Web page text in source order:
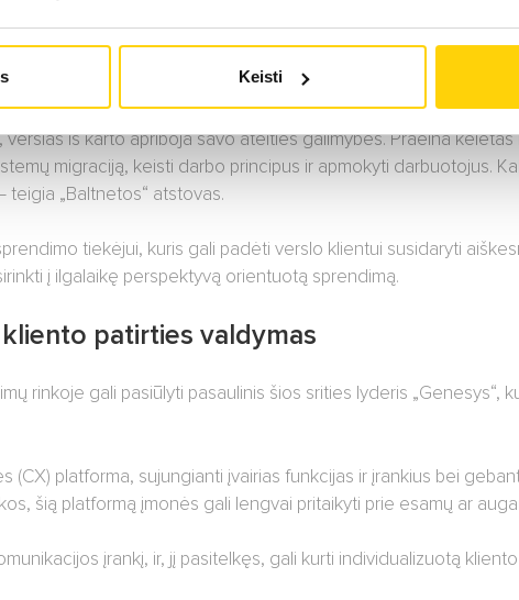
Keisti
o tai lemia ir išaugusius vartotojų lūkesčius. Pavyzdžiui,
analizuojamas įvairiose srityse, įskaitant ir klientų
ilgalaikiu požiūriu sėkmingą investiciją.
iš karto apriboja savo ateities galimybes. Praeina
migraciją, keisti darbo principus ir apmokyti darbuotojus.
teigia „Baltnetos“ atstovas.
tiekėjui, kuris gali padėti verslo klientui susidaryti
į ilgalaikę perspektyvą orientuotą sprendimą.
patirties valdymas
rinkoje gali pasiūlyti pasaulinis šios srities lyderis „Genesys“,
(CX) platforma, sujungianti įvairias funkcijas ir įrankius bei
šią platformą įmonės gali lengvai pritaikyti prie esamų ar
įrankį, ir, jį pasitelkęs, gali kurti individualizuotą